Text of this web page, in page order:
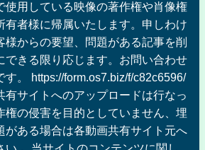
使用している映像の著作権や肖像権
有者様に帰属いたします。申しわけ
様からの要望、問題がある記事を削
できる限り応じます。お問い合わせ
す。 https://form.os7.biz/f/c82c6596/
有サイトへのアップロードは行なっ
権の侵害を目的としていません、埋
がある場合は各動画共有サイト元へ